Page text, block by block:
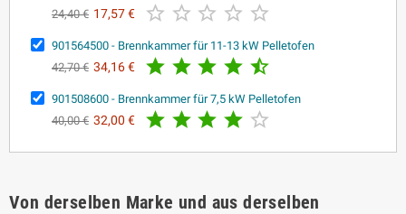
24,40 € 17,57 €     
901564500 - Brennkammer für 11-13 kW Pelletofen
42,70 € 34,16 €     
901508600 - Brennkammer für 7,5 kW Pelletofen
40,00 € 32,00 €     
Von derselben Marke und aus derselben